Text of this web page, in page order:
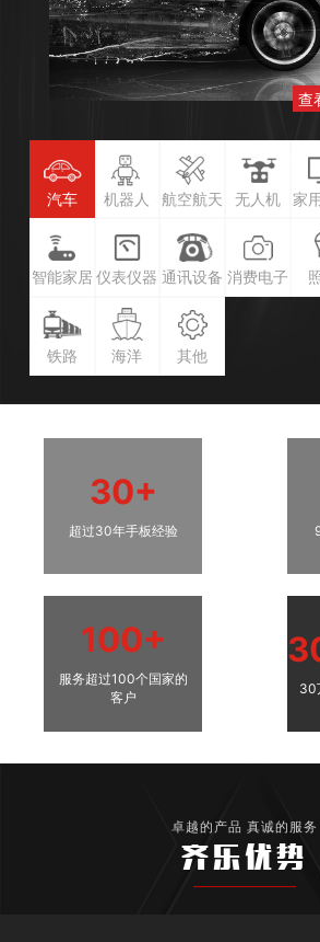
查
汽车 机器人 航空航天 无人机 家
智能家居 仪表仪器 通讯设备 消费电子
铁路 海洋 其他
30+
超过30年手板经验
100+
服务超过100个国家的
客户
30
卓越的产品 真诚的服务
齐乐优势